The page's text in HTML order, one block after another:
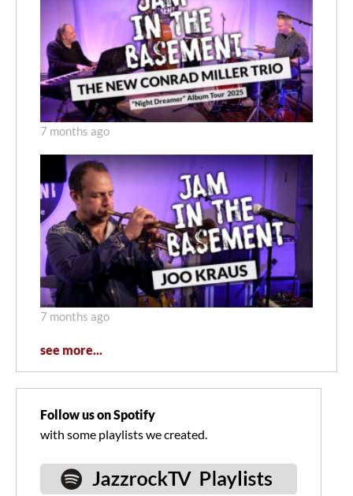
7 months ago
7 months ago
see more...
Follow us on Spotify
with some playlists we created.